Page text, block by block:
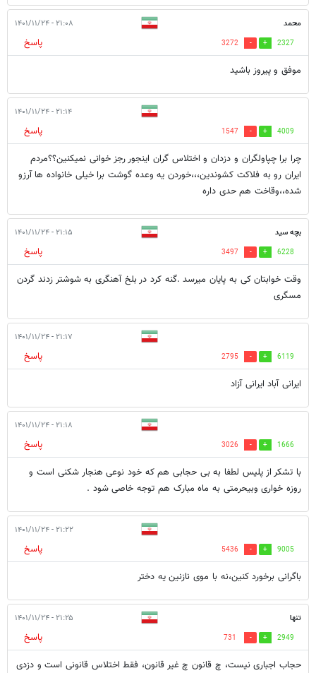
محمد ۲۱:۰۸ - ۱۴۰۱/۱۱/۲۴
2327
3272
پاسخ
موفق و پیروز باشید
۲۱:۱۴ - ۱۴۰۱/۱۱/۲۴
4009
1547
پاسخ
چرا برا چپاولگران و دزدان و اختلاس گران اینجور رجز خوانی نمیکنین؟؟مردم
ایران رو به فلاکت کشوندین،،،خوردن یه وعده گوشت برا خیلی خانواده ها آرزو
شده،،وقاخت هم حدی داره
بچه سید ۲۱:۱۵ - ۱۴۰۱/۱۱/۲۴
6228
3497
پاسخ
وقت خوابتان کی به پایان میرسد .گنه کرد در بلخ آهنگری به شوشتر زدند گردن
مسگری
۲۱:۱۷ - ۱۴۰۱/۱۱/۲۴
6119
2795
پاسخ
ایرانی آباد ایرانی آزاد
۲۱:۱۸ - ۱۴۰۱/۱۱/۲۴
1666
3026
پاسخ
با تشکر از پلیس لطفا به بی حجابی هم که خود نوعی هنجار شکنی است و
روزه خواری وبیحرمتی به ماه مبارک هم توجه خاصی شود .
۲۱:۲۲ - ۱۴۰۱/۱۱/۲۴
9005
5436
پاسخ
باگرانی برخورد کنین،نه با موی نازنین یه دختر
تنها ۲۱:۲۵ - ۱۴۰۱/۱۱/۲۴
2949
731
پاسخ
حجاب اجباری نیست، چ قانون چ غیر قانون، فقط اختلاس قانونی است و دزدی